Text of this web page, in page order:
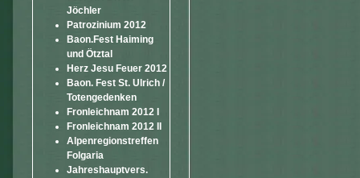
Jöchler
Patrozinium 2012
Baon.Fest Haiming
und Ötztal
Herz Jesu Feuer 2012
Baon. Fest St. Ulrich /
Totengedenken
Fronleichnam 2012 I
Fronleichnam 2012 II
Alpenregionstreffen
Folgaria
Jahreshauptvers.